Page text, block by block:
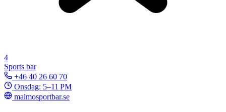
4
Sports bar
+46 40 26 60 70
Onsdag: 5–11 PM
malmosportbar.se